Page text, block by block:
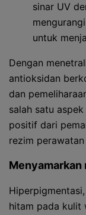
sinar UV
untuk
Dengan
antioksidan
dan
salah satu
positif dari
rezim
Menyamarkan
hitam pada kulit